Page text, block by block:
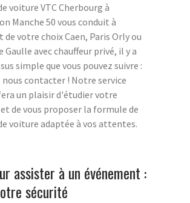
voiture VTC Cherbourg à
Manche 50 vous conduit à
votre choix Caen, Paris Orly ou
Gaulle avec chauffeur privé, il y a
simple que vous pouvez suivre :
nous contacter ! Notre service
un plaisir d'étudier votre
de vous proposer la formule de
voiture adaptée à vos attentes.
assister à un événement :
sécurité